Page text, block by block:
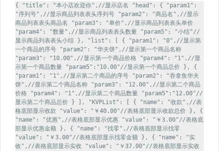
{ "title": "本小店欢迎你",//显示店名 "head": { "param1":
"序列号",//显示商品列表表头序列号 "param2": "商品名",//显示
商品列表表头商品名 "param3": "单价",//显示商品列表表头单价
"param4": "数量",//显示商品列表表头数量 "param5": "小结"//
显示商品列表表头小结 }, "list": [ { "param1": "0",//显示第
一个商品的序号 "param2": "华夫饼",//显示第一个商品名称
"param3": "10.00",//显示第一个商品价格 "param4": "1",//显
示第一个商品数量 "param5":"10.00"//显示第一个商品总价 }, {
"param1": "1",//显示第二个商品的序号 "param2": "吞拿鱼华夫
饼",//显示第二个商品名称 "param3": "12.00",//显示第二个商品
价格 "param4": "1",//显示第二个商品数量 "param5":"12.00"//
显示第二个商品总价 } ], "KVPList": [ { "name": "收款",//表
格底部显示收款 "value": "￥40.00"//表格底部显示收款总价 }, {
"name": "优惠",//表格底部显示优惠 "value": "￥3.00"//表格底
部显示优惠金额 }, { "name": "找零",//表格底部显示找零
"value": "￥3.00"//表格底部显示找零金额 }, { "name": "实
收",//表格底部显示实收 "value": "￥37.00"//表格底部显示实收